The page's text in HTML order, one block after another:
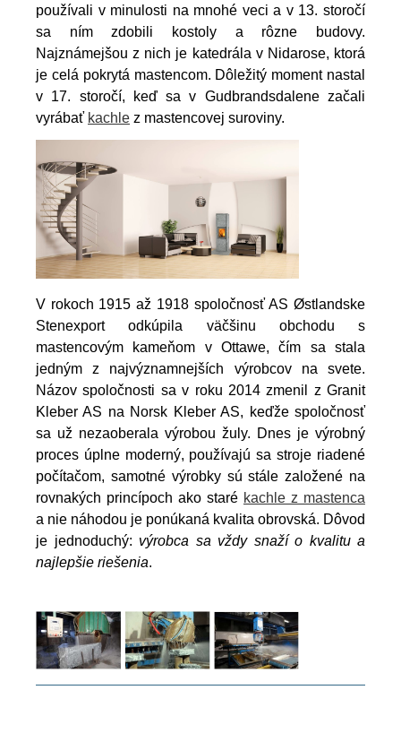
používali v minulosti na mnohé veci a v 13. storočí
sa ním zdobili kostoly a rôzne budovy.
Najznámejšou z nich je katedrála v Nidarose, ktorá
je celá pokrytá mastencom. Dôležitý moment nastal
v 17. storočí, keď sa v Gudbrandsdalene začali
vyrábať kachle z mastencovej suroviny.
V rokoch 1915 až 1918 spoločnosť AS Østlandske
Stenexport odkúpila väčšinu obchodu s
mastencovým kameňom v Ottawe, čím sa stala
jedným z najvýznamnejších výrobcov na svete.
Názov spoločnosti sa v roku 2014 zmenil z Granit
Kleber AS na Norsk Kleber AS, keďže spoločnosť
sa už nezaoberala výrobou žuly. Dnes je výrobný
proces úplne moderný, používajú sa stroje riadené
počítačom, samotné výrobky sú stále založené na
rovnakých princípoch ako staré kachle z mastenca
a nie náhodou je ponúkaná kvalita obrovská. Dôvod
je jednoduchý: výrobca sa vždy snaží o kvalitu a
najlepšie riešenia.